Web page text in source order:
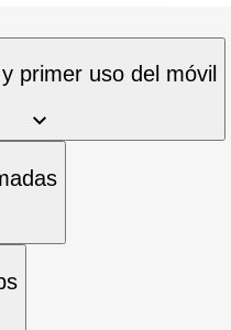
primer uso del móvil